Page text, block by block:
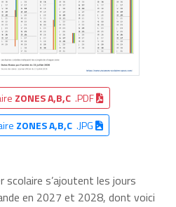
ZONES A,B,C .PDF
ZONES A,B,C.JPG
scolaire s’ajoutent les jours
en 2027 et 2028, dont voici